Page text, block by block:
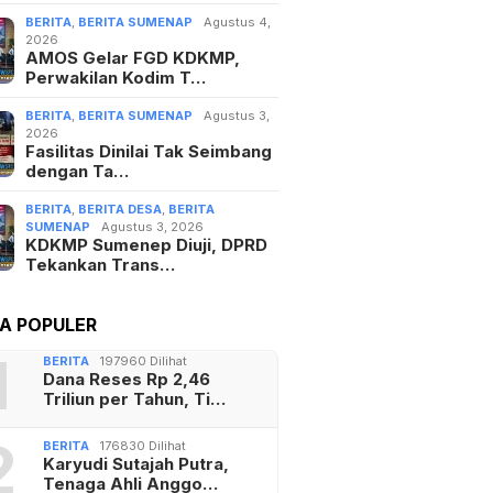
BERITA BERITA SUMENAP
Agustus 4,
2026
AMOS Gelar FGD KDKMP,
Perwakilan Kodim T…
BERITA BERITA SUMENAP
Agustus 3,
2026
Fasilitas Dinilai Tak Seimbang
dengan Ta…
BERITA BERITA DESA BERITA
SUMENAP
Agustus 3, 2026
KDKMP Sumenep Diuji, DPRD
Tekankan Trans…
POPULER
BERITA 197960 Dilihat
Dana Reses Rp 2,46
Triliun per Tahun, Ti…
BERITA 176830 Dilihat
Karyudi Sutajah Putra,
Tenaga Ahli Anggo…